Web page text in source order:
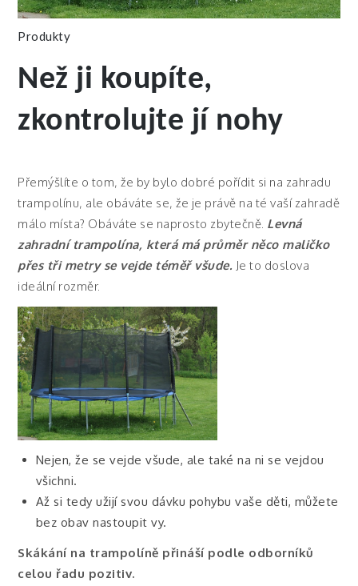
Produkty
Než ji koupíte,
zkontrolujte jí nohy
Přemýšlíte o tom, že by bylo dobré pořídit si na zahradu
trampolínu, ale obáváte se, že je právě na té vaší zahradě
málo místa? Obáváte se naprosto zbytečně. Levná
zahradní trampolína, která má průměr něco maličko
přes tři metry se vejde téměř všude. Je to doslova
ideální rozměr.
Nejen, že se vejde všude, ale také na ni se vejdou
všichni.
Až si tedy užijí svou dávku pohybu vaše děti, můžete
bez obav nastoupit vy.
Skákání na trampolíně přináší podle odborníků
celou řadu pozitiv.